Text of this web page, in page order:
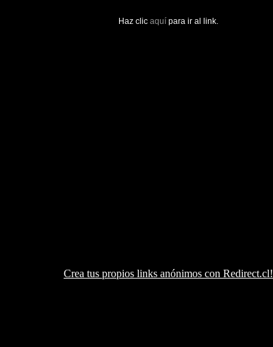
Haz clic aquí para ir al link.
Crea tus propios links anónimos con Redirect.cl!